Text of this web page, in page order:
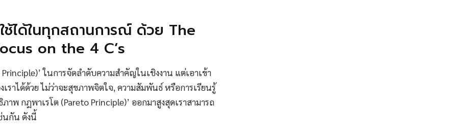
ช้ได้ในทุกสถานการณ์ ด้วย The
on the 4 C’s
ในการจัดลำดับความสำคัญในเชิงงาน แต่เอาเข้า
ราได้ด้วย ไม่ว่าจะสุขภาพจิตใจ, ความสัมพันธ์ หรือการเรียนรู้
กฎพาเรโต (Pareto Principle)’ ออกมาสูงสุดเราสามารถ
นกัน ดังนี้